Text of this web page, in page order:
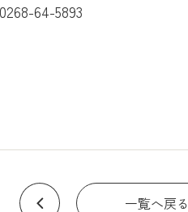
64-5893
一覧へ戻る